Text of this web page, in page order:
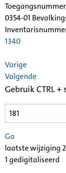
Toegangsnummer
0354-01
1340
Vorige
Volgende
Gebruik CTRL
Ga
laatste wijziging
1 gedigitaliseerd